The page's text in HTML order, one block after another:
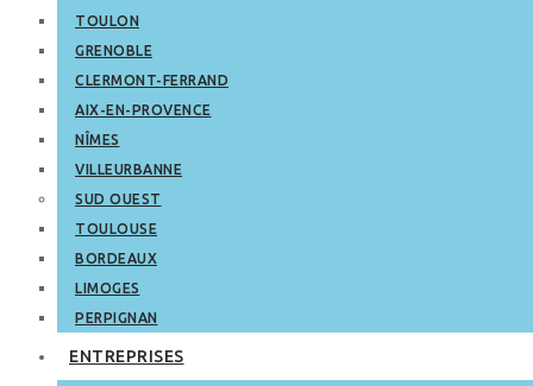
TOULON
GRENOBLE
CLERMONT-FERRAND
AIX-EN-PROVENCE
NÎMES
VILLEURBANNE
SUD OUEST
TOULOUSE
BORDEAUX
LIMOGES
PERPIGNAN
ENTREPRISES